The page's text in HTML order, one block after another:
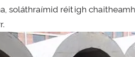
soláthraímid réitigh